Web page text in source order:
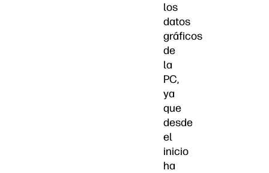
los
datos
gráficos
de
la
PC,
ya
que
desde
el
inicio
ha